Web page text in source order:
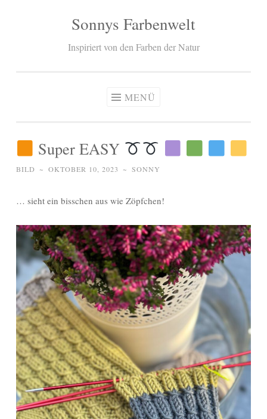
Sonnys Farbenwelt
Inspiriert von den Farben der Natur
MENÜ
Super EASY
BILD ~ OKTOBER 10, 2023 ~ SONNY
… sieht ein bisschen aus wie Zöpfchen!